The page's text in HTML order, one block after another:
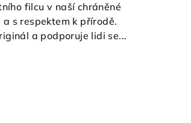
filcu v naší chráněné
s respektem k přírodě.
a podporuje lidi se...